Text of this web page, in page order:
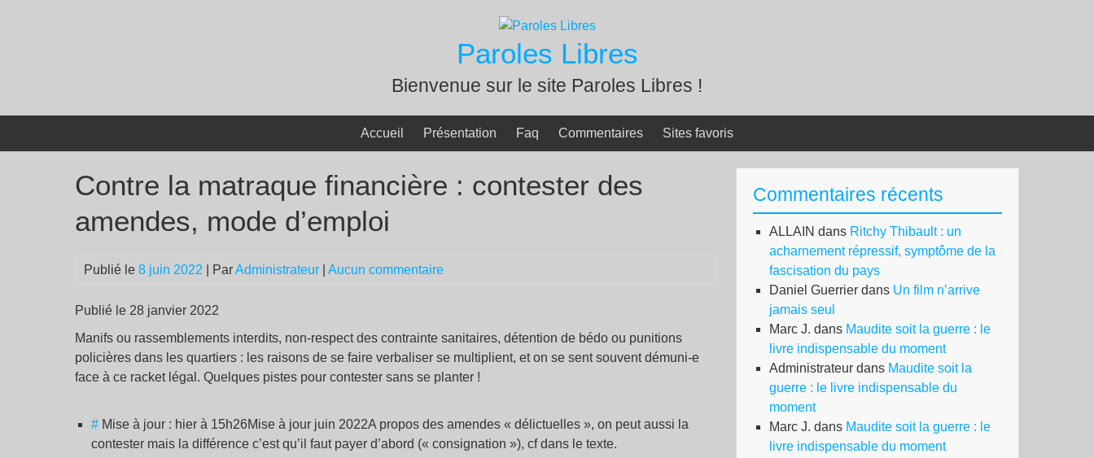
Paroles Libres
Bienvenue sur le site Paroles Libres !
Accueil Présentation Faq Commentaires Sites favoris
Contre la matraque financière : contester des
amendes, mode d’emploi
Publié le 8 juin 2022 | ParAdministrateur Aucun commentaire
Publié le 28 janvier 2022
Manifs ou rassemblements interdits, non-respect des contrainte sanitaires, détention de bédo ou punitions
policières dans les quartiers : les raisons de se faire verbaliser se multiplient, et on se sent souvent démuni-e
face à ce racket légal. Quelques pistes pour contester sans se planter !
# Mise à jour : hier à 15h26Mise à jour juin 2022A propos des amendes « délictuelles », on peut aussi la
contester mais la différence c’est qu’il faut payer d’abord (« consignation »), cf dans le texte.
Commentaires récents
ALLAIN dans Ritchy Thibault : un
acharnement répressif, symptôme de la
fascisation du pays
Daniel Guerrier dans Un film n’arrive
jamais seul
Marc J. dans Maudite soit la guerre : le
livre indispensable du moment
Administrateur dans Maudite soit la
guerre : le livre indispensable du
moment
Marc J. dans Maudite soit la guerre : le
livre indispensable du moment